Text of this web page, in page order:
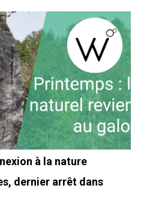
à la nature
dernier arrêt dans